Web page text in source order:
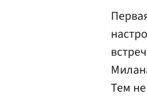
Тем